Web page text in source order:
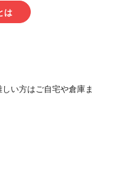
は
い方はご自宅や倉庫ま